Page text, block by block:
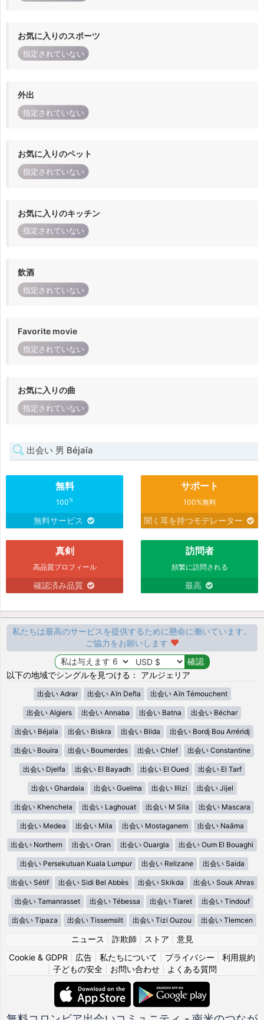
お気に入りのスポーツ
指定されていない
外出
指定されていない
お気に入りのペット
指定されていない
お気に入りのキッチン
指定されていない
飲酒
指定されていない
Favorite movie
指定されていない
お気に入りの曲
指定されていない
出会い 男 Béjaïa
無料
100%
無料サービス
サポート
100%無料
聞く耳を持つモデレーター
真剣
高品質プロフィール
確認済み品質
訪問者
頻繁に訪問される
最高
私たちは最高のサービスを提供するために懸命に働いています。
ご協力をお願いします
以下の地域でシングルを見つける： アルジェリア
出会い Adrar 出会い Aïn Defla 出会い Aïn Témouchent
出会い Algiers 出会い Annaba 出会い Batna 出会い Béchar
出会い Béjaïa 出会い Biskra 出会い Blida 出会い Bordj Bou Arréridj
出会い Bouira 出会い Boumerdes 出会い Chlef 出会い Constantine
出会い Djelfa 出会い El Bayadh 出会い El Oued 出会い El Tarf
出会い Ghardaia 出会い Guelma 出会い Illizi 出会い Jijel
出会い Khenchela 出会い Laghouat 出会い M Sila 出会い Mascara
出会い Medea 出会い Mila 出会い Mostaganem 出会い Naâma
出会い Northern 出会い Oran 出会い Ouargla 出会い Oum El Bouaghi
出会い Persekutuan Kuala Lumpur 出会い Relizane 出会い Saida
出会い Sétif 出会い Sidi Bel Abbès 出会い Skikda 出会い Souk Ahras
出会い Tamanrasset 出会い Tébessa 出会い Tiaret 出会い Tindouf
出会い Tipaza 出会い Tissemsilt 出会い Tizi Ouzou 出会い Tlemcen
ニュース 詐欺師 ストア
意見
Cookie & GDPR
広告 私たちについて プライバシー
利用規約
子どもの安全| お問い合わせ| よくある質問